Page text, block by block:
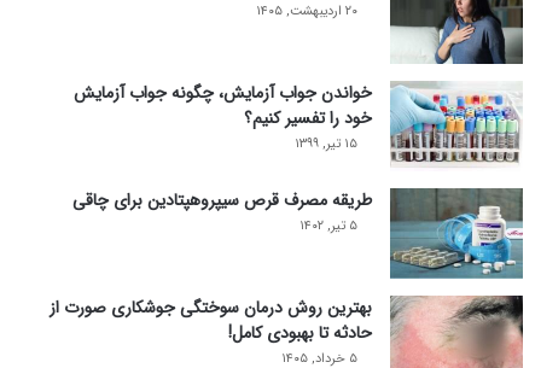
۲۰ اردیبهشت, ۱۴۰۵
خواندن جواب آزمایش، چگونه جواب آزمایش
خود را تفسیر کنیم؟
۱۵ تیر, ۱۳۹۹
طریقه مصرف قرص سیپروهپتادین برای چاقی
۵ تیر, ۱۴۰۲
بهترین روش درمان سوختگی جوشکاری صورت از
حادثه تا بهبودی کامل!
۵ خرداد, ۱۴۰۵